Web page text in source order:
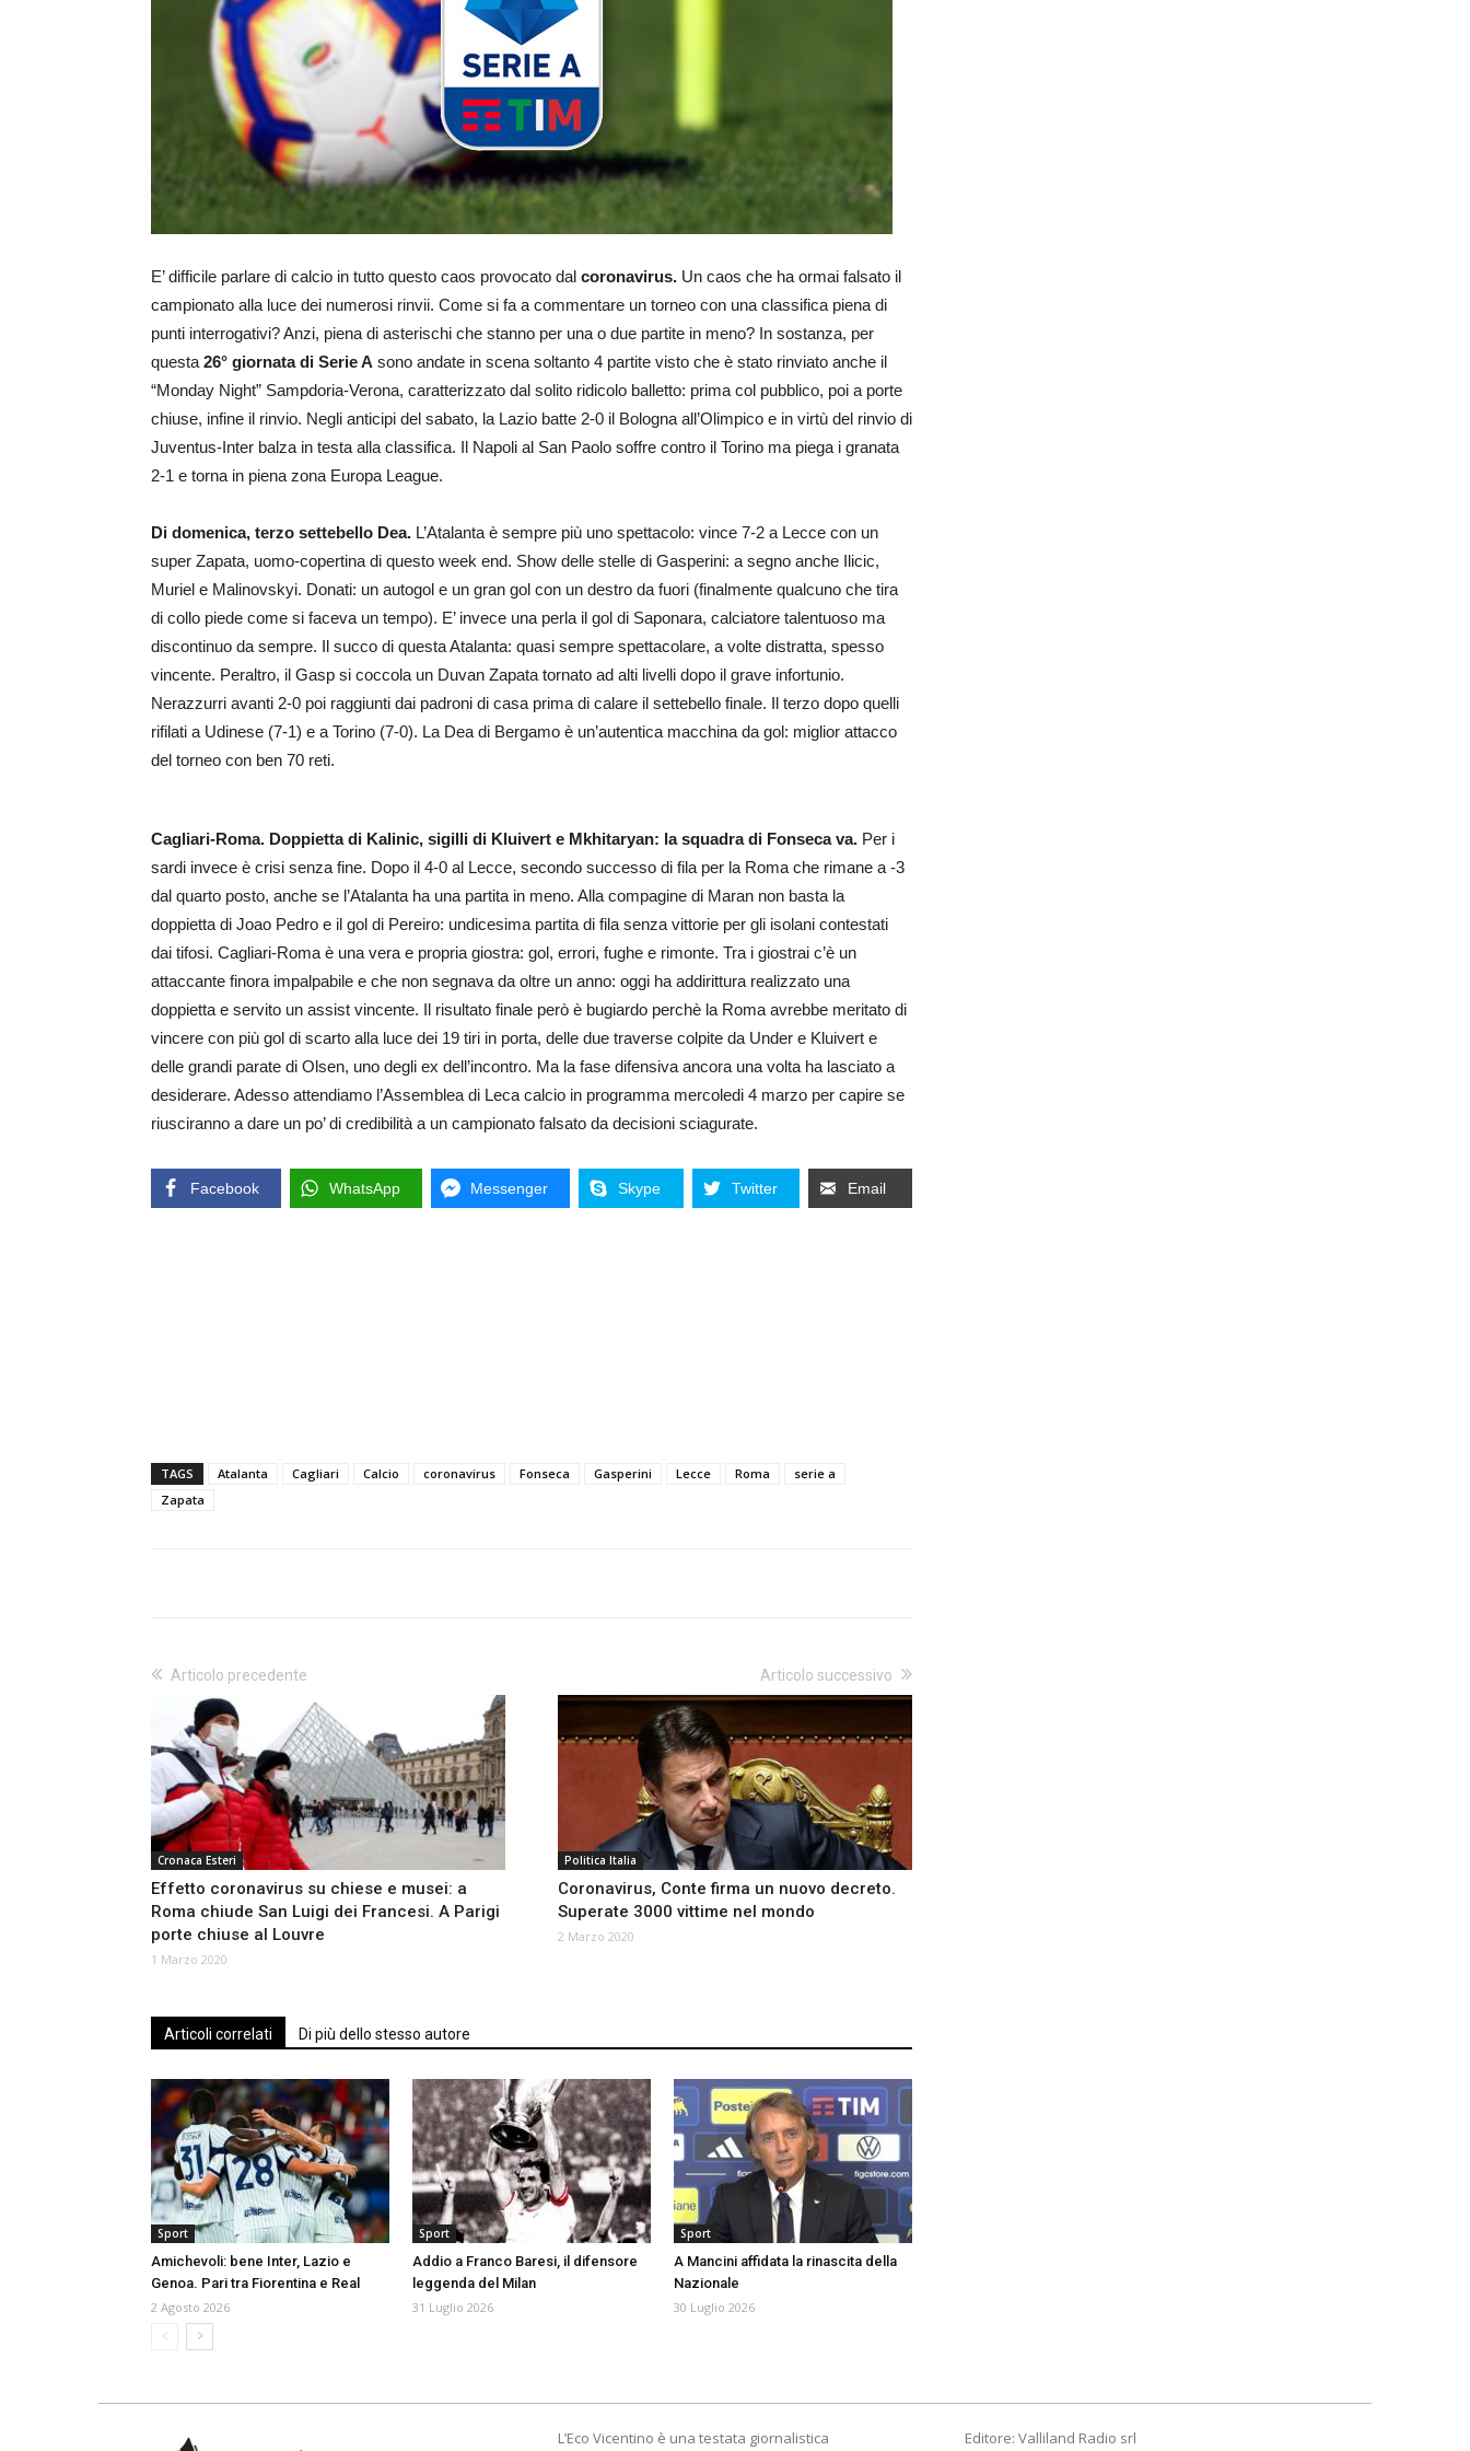
E’ difficile parlare di calcio in tutto questo caos provocato dal coronavirus. Un caos che ha ormai falsato il
campionato alla luce dei numerosi rinvii. Come si fa a commentare un torneo con una classifica piena di
punti interrogativi? Anzi, piena di asterischi che stanno per una o due partite in meno? In sostanza, per
questa 26° giornata di Serie A sono andate in scena soltanto 4 partite visto che è stato rinviato anche il
“Monday Night” Sampdoria-Verona, caratterizzato dal solito ridicolo balletto: prima col pubblico, poi a porte
chiuse, infine il rinvio. Negli anticipi del sabato, la Lazio batte 2-0 il Bologna all’Olimpico e in virtù del rinvio di
Juventus-Inter balza in testa alla classifica. Il Napoli al San Paolo soffre contro il Torino ma piega i granata
2-1 e torna in piena zona Europa League.
Di domenica, terzo settebello Dea. L’Atalanta è sempre più uno spettacolo: vince 7-2 a Lecce con un
super Zapata, uomo-copertina di questo week end. Show delle stelle di Gasperini: a segno anche Ilicic,
Muriel e Malinovskyi. Donati: un autogol e un gran gol con un destro da fuori (finalmente qualcuno che tira
di collo piede come si faceva un tempo). E’ invece una perla il gol di Saponara, calciatore talentuoso ma
discontinuo da sempre. Il succo di questa Atalanta: quasi sempre spettacolare, a volte distratta, spesso
vincente. Peraltro, il Gasp si coccola un Duvan Zapata tornato ad alti livelli dopo il grave infortunio.
Nerazzurri avanti 2-0 poi raggiunti dai padroni di casa prima di calare il settebello finale. Il terzo dopo quelli
rifilati a Udinese (7-1) e a Torino (7-0). La Dea di Bergamo è un’autentica macchina da gol: miglior attacco
del torneo con ben 70 reti.
Cagliari-Roma. Doppietta di Kalinic, sigilli di Kluivert e Mkhitaryan: la squadra di Fonseca va. Per i
sardi invece è crisi senza fine. Dopo il 4-0 al Lecce, secondo successo di fila per la Roma che rimane a -3
dal quarto posto, anche se l’Atalanta ha una partita in meno. Alla compagine di Maran non basta la
doppietta di Joao Pedro e il gol di Pereiro: undicesima partita di fila senza vittorie per gli isolani contestati
dai tifosi. Cagliari-Roma è una vera e propria giostra: gol, errori, fughe e rimonte. Tra i giostrai c’è un
attaccante finora impalpabile e che non segnava da oltre un anno: oggi ha addirittura realizzato una
doppietta e servito un assist vincente. Il risultato finale però è bugiardo perchè la Roma avrebbe meritato di
vincere con più gol di scarto alla luce dei 19 tiri in porta, delle due traverse colpite da Under e Kluivert e
delle grandi parate di Olsen, uno degli ex dell’incontro. Ma la fase difensiva ancora una volta ha lasciato a
desiderare. Adesso attendiamo l’Assemblea di Leca calcio in programma mercoledi 4 marzo per capire se
riusciranno a dare un po’ di credibilità a un campionato falsato da decisioni sciagurate.
Facebook WhatsApp Messenger Skype Twitter Email
TAGS Atalanta Cagliari Calcio coronavirus Fonseca Gasperini Lecce Roma
serie a
Zapata
Articolo precedente
Cronaca Esteri
Effetto coronavirus su chiese e musei: a
Roma chiude San Luigi dei Francesi. A Parigi
porte chiuse al Louvre
1 Marzo 2020
Articolo successivo
Politica Italia
Coronavirus, Conte firma un nuovo decreto.
Superate 3000 vittime nel mondo
2 Marzo 2020
Articoli correlati Di più dello stesso autore
Sport
Amichevoli: bene Inter, Lazio e
Genoa. Pari tra Fiorentina e Real
2 Agosto 2026
Sport
Addio a Franco Baresi, il difensore
leggenda del Milan
31 Luglio 2026
Sport
A Mancini affidata la rinascita della
Nazionale
30 Luglio 2026
L’Eco Vicentino è una testata giornalistica Editore: Valliland Radio srl